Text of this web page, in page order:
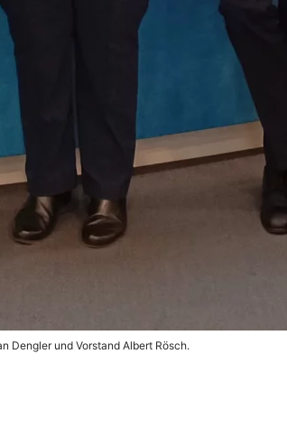
Dengler und Vorstand Albert Rösch.